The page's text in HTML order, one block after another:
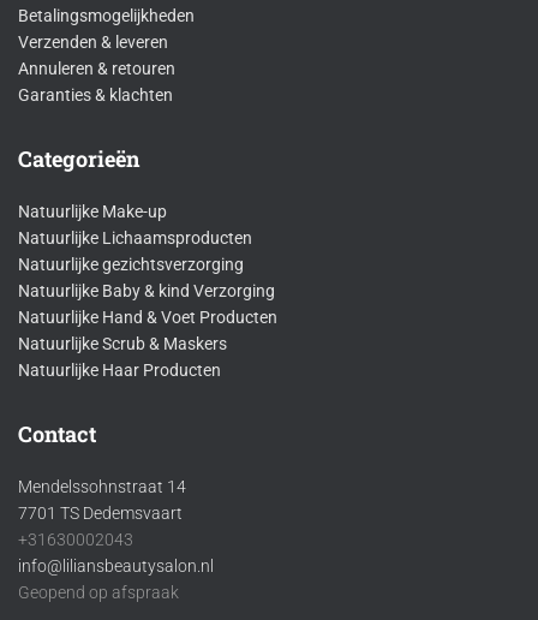
Betalingsmogelijkheden
Verzenden & leveren
Annuleren & retouren
Garanties & klachten
Categorieën
Natuurlijke Make-up
Natuurlijke Lichaamsproducten
Natuurlijke gezichtsverzorging
Natuurlijke Baby & kind Verzorging
Natuurlijke Hand & Voet Producten
Natuurlijke Scrub & Maskers
Natuurlijke Haar Producten
Contact
Mendelssohnstraat 14
7701 TS Dedemsvaart
+31630002043
info@liliansbeautysalon.nl
Geopend op afspraak